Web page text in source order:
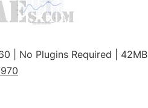
| No Plugins Required | 42MB